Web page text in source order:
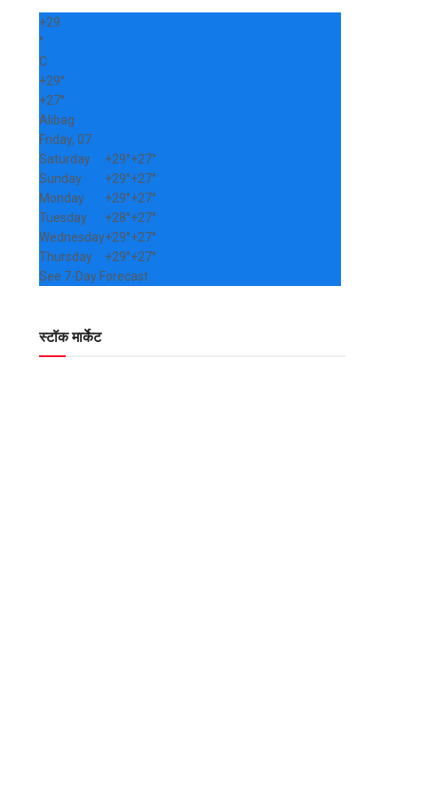
+29
°
C
+29°
+27°
Alibag
Friday, 07
Saturday
+29°+27°
Sunday
+29°+27°
Monday
+29°+27°
Tuesday
+28°+27°
Wednesday+29°+27°
Thursday
+29°+27°
See 7-Day Forecast
स्टॉक मार्केट